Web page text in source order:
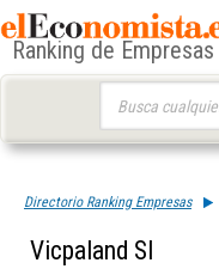
Ranking de Empresas
Directorio Ranking Empresas
Vicpaland Sl